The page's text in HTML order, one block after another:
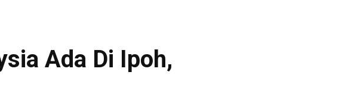
Ada Di Ipoh,